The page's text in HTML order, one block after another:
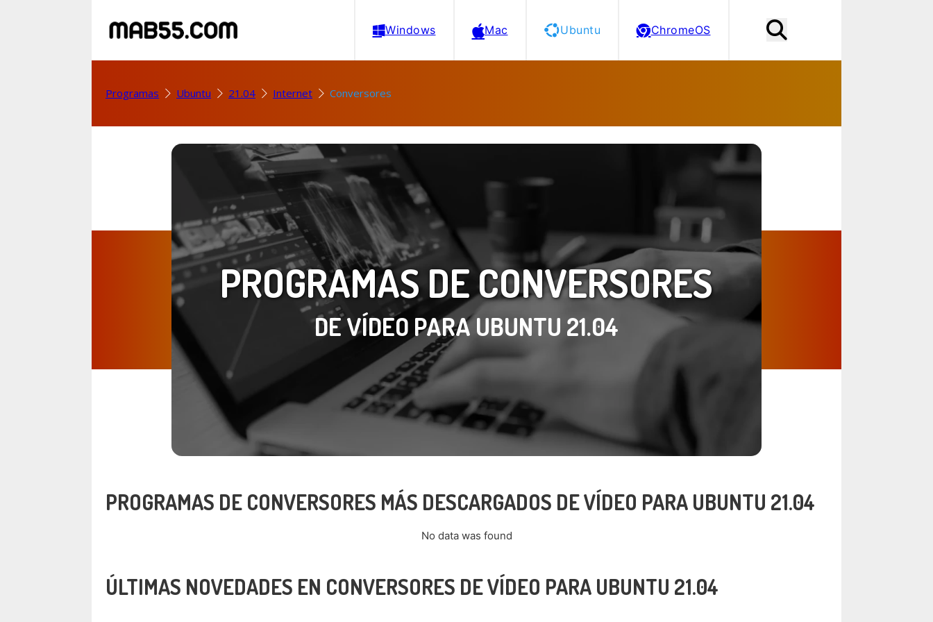
Windows Mac Ubuntu ChromeOS
Programas Ubuntu 21.04 Internet Conversores
PROGRAMAS DE CONVERSORES
DE VÍDEO PARA UBUNTU 21.04
PROGRAMAS DE CONVERSORES MÁS DESCARGADOS DE VÍDEO PARA UBUNTU 21.04
No data was found
ÚLTIMAS NOVEDADES EN CONVERSORES DE VÍDEO PARA UBUNTU 21.04